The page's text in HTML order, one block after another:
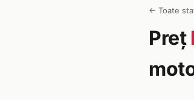
← Toate
Preț